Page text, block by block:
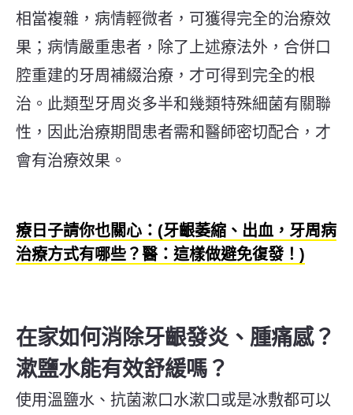
相當複雜，病情輕微者，可獲得完全的治療效
果；病情嚴重患者，除了上述療法外，合併口
腔重建的牙周補綴治療，才可得到完全的根
治。此類型牙周炎多半和幾類特殊細菌有關聯
性，因此治療期間患者需和醫師密切配合，才
會有治療效果。
療日子請你也關心：(牙齦萎縮、出血，牙周病
治療方式有哪些？醫：這樣做避免復發！)
在家如何消除牙齦發炎、腫痛感？
漱鹽水能有效舒緩嗎？
使用溫鹽水、抗菌漱口水漱口或是冰敷都可以